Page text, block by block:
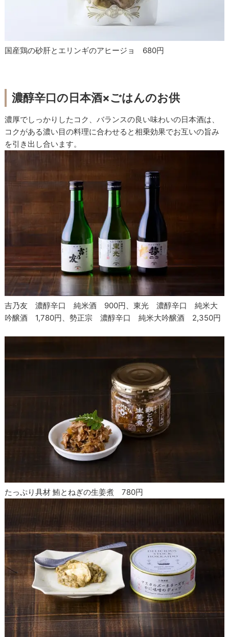
国産鶏の砂肝とエリンギのアヒージョ 680円
濃醇辛口の日本酒×ごはんのお供
濃厚でしっかりしたコク、バランスの良い味わいの日本酒は、
コクがある濃い目の料理に合わせると相乗効果でお互いの旨み
を引き出し合います。
吉乃友 濃醇辛口 純米酒 900円、東光 濃醇辛口 純米大
吟醸酒 1,780円、勢正宗 濃醇辛口 純米大吟醸酒 2,350円
たっぷり具材 鮪とねぎの生姜煮 780円